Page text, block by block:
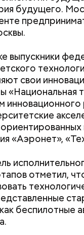
будущего.
выпускники
свои
«Национальная
«Аэронет»,
отметил,
беспилотные
разных
несколько
Но